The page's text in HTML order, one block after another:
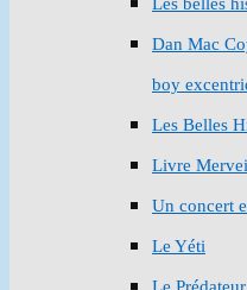
Dan Mac
boy
Les Belles
Livre
Un concert
Le Yéti